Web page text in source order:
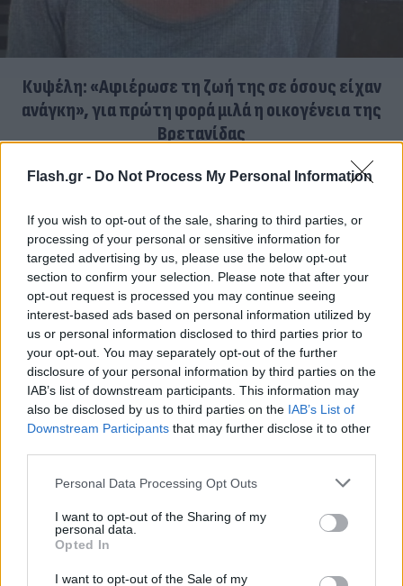
Flash.gr - Do Not Process My Personal Information
If you wish to opt-out of the sale, sharing to third parties, or
processing of your personal or sensitive information for
targeted advertising by us, please use the below opt-out
section to confirm your selection. Please note that after your
opt-out request is processed you may continue seeing
interest-based ads based on personal information utilized by
us or personal information disclosed to third parties prior to
your opt-out. You may separately opt-out of the further
disclosure of your personal information by third parties on the
IAB’s list of downstream participants. This information may
also be disclosed by us to third parties on the IAB’s List of
Downstream Participants that may further disclose it to other
Please note that this website/app uses one or more Google
not limited to your visit or usage behaviour. You may click to
grant or deny consent to Google and its third-party tags to
use your data for below specified purposes in below Google
consent section.
Personal Data Processing Opt Outs
I want to opt-out of the Sharing of my
personal data.
Opted In
I want to opt-out of the Sale of my
Κυψέλη: «Αφιέρωσε τη ζωή της σε όσους είχαν
ανάγκη», για πρώτη φορά μιλά η οικογένεια της
Βρετανίδας
06.08.2026 ΜΑΡΊΑ ΚΑΤΡΙΝΆΚΗ